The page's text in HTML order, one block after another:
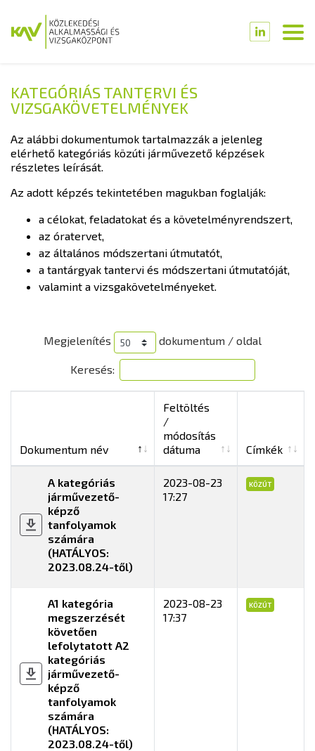
KATEGÓRIÁS TANTERVI ÉS
VIZSGAKÖVETELMÉNYEK
Az alábbi dokumentumok tartalmazzák a jelenleg
elérhető kategóriás közúti járművezető képzések
részletes leírását.
Az adott képzés tekintetében magukban foglalják:
a célokat, feladatokat és a követelményrendszert,
az óratervet,
az általános módszertani útmutatót,
a tantárgyak tantervi és módszertani útmutatóját,
valamint a vizsgakövetelményeket.
Megjelenítés dokumentum / oldal
Keresés:
Dokumentum név
Feltöltés
/
módosítás
dátuma
Címkék
A kategóriás
járművezető-
képző
tanfolyamok
számára
(HATÁLYOS:
2023.08.24-től)
2023-08-23
17:27
KÖZÚT
A1 kategória
megszerzését
követően
lefolytatott A2
kategóriás
járművezető-
képző
tanfolyamok
számára
(HATÁLYOS:
2023.08.24-től)
2023-08-23
17:37
KÖZÚT